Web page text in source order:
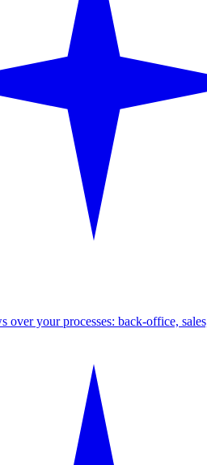
over your processes: back-office,